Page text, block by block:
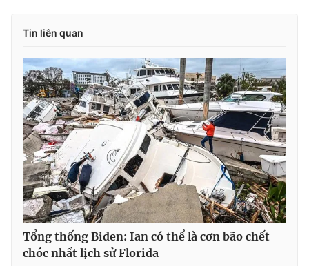
Tin liên quan
Tổng thống Biden: Ian có thể là cơn bão chết
chóc nhất lịch sử Florida